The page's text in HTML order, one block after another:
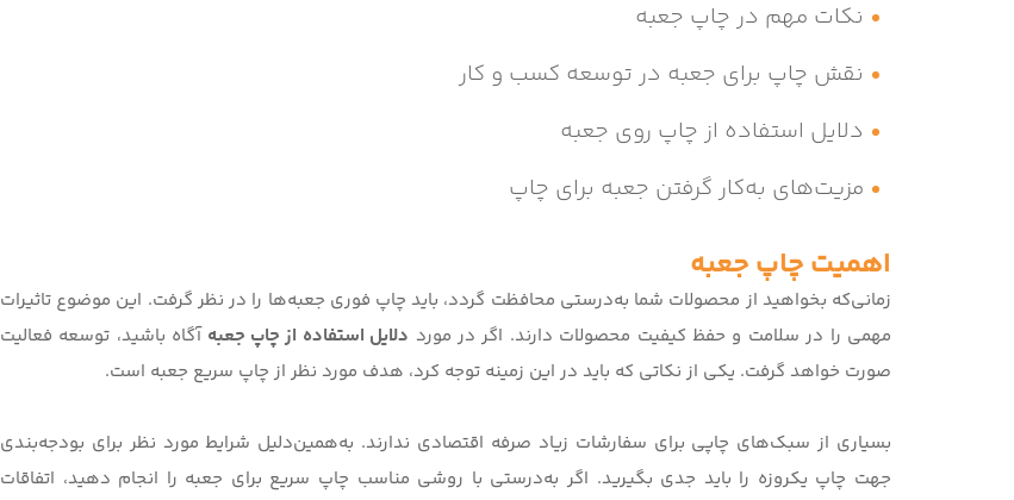
نکات مهم در چاپ جعبه
نقش چاپ برای جعبه در توسعه کسب و کار
دلایل استفاده از چاپ روی جعبه
مزیت‌های به‌کار گرفتن جعبه برای چاپ
اهمیت چاپ جعبه
زمانی‌که بخواهید از محصولات شما به‌درستی محافظت گردد، باید چاپ فوری جعبه‌ها را در نظر گرفت. این موضوع تاثیرات
مهمی را در سلامت و حفظ کیفیت محصولات دارند. اگر در مورد دلایل استفاده از چاپ جعبهآگاه باشید، توسعه فعالیت
صورت خواهد گرفت. یکی از نکاتی که باید در این زمینه توجه کرد، هدف مورد نظر از چاپ سریع جعبه است.
بسیاری از سبک‌های چاپی برای سفارشات زیاد صرفه‌ اقتصادی ندارند. به‌همین‌دلیل شرایط مورد نظر برای بودجه‌بندی
جهت چاپ یکروزه را باید جدی بگیرید. اگر به‌درستی با روشی مناسب چاپ سریع برای جعبه را انجام دهید، اتفاقات